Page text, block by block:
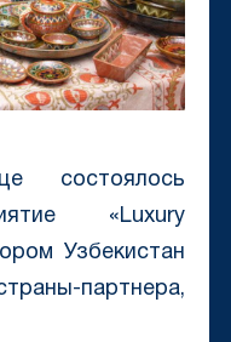
состоялось
«Luxury
Узбекистан
партнера,